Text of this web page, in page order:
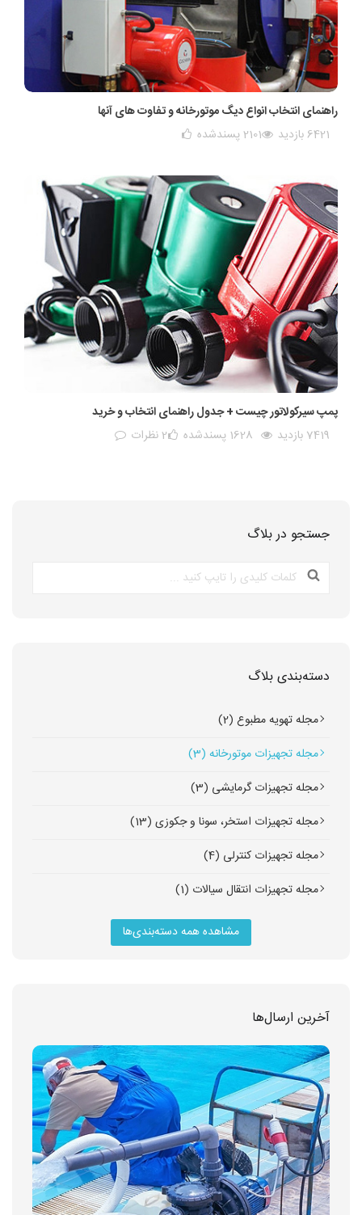
راهنمای انتخاب انواع دیگ موتورخانه و تفاوت های آنها
6421 بازدید
2101 پسندشده
پمپ سیرکولاتور چیست + جدول راهنمای انتخاب و خرید
7419 بازدید
1628 پسندشده 2 نظرات
جستجو در بلاگ
دسته‌بندی بلاگ
مجله تهویه مطبوع (2)
مجله تجهیزات موتورخانه (3)
مجله تجهیزات گرمایشی (3)
مجله تجهیزات استخر، سونا و جکوزی (13)
مجله تجهیزات کنترلی (4)
مجله تجهیزات انتقال سیالات (1)
مشاهده همه دسته‌بندی‌ها
آخرین ارسال‌ها